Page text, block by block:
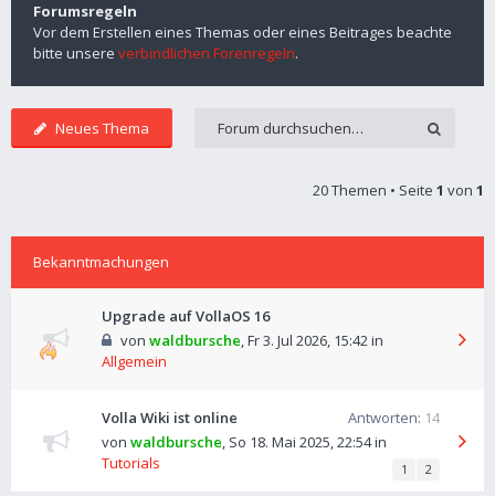
Forumsregeln
Vor dem Erstellen eines Themas oder eines Beitrages beachte
bitte unsere verbindlichen Forenregeln.
Neues Thema
20 Themen • Seite 1 von 1
Bekanntmachungen
Upgrade auf VollaOS 16
von waldbursche,Fr 3. Jul 2026, 15:42in
Allgemein
Volla Wiki ist online Antworten: 14
von waldbursche, So 18. Mai 2025, 22:54in
Tutorials
1 2